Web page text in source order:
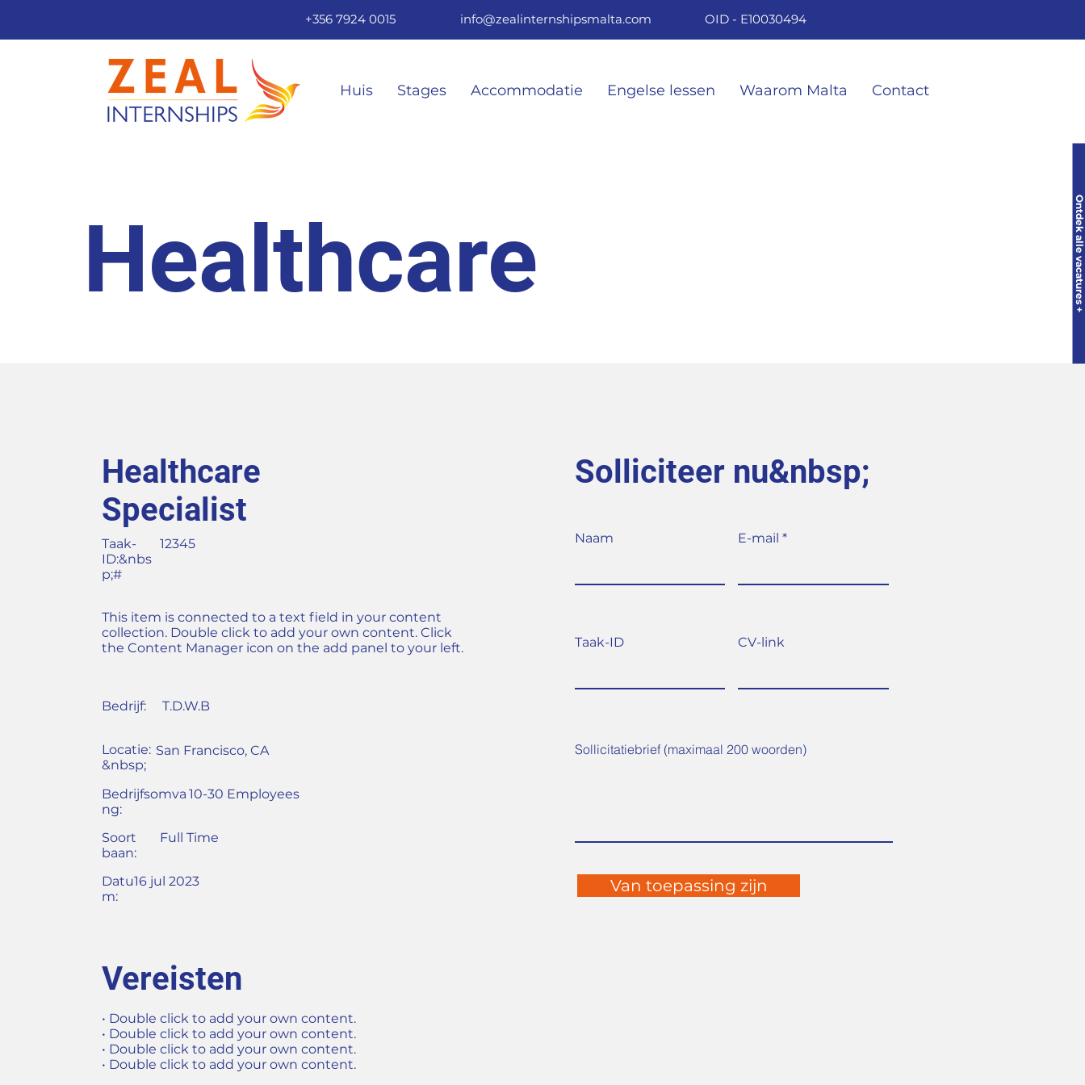
Ontdek alle vacatures +
+356 7924 0015 info@zealinternshipsmalta.com OID - E10030494
Huis Stages Accommodatie Engelse lessen Waarom Malta Contact
Healthcare
Healthcare
Specialist
Taak-
ID:&nbs
p;#
12345
This item is connected to a text field in your content
collection. Double click to add your own content. Click
the Content Manager icon on the add panel to your left.
Bedrijf: T.D.W.B
Locatie:
&nbsp;
San Francisco, CA
Bedrijfsomva
ng:
10-30 Employees
Soort
baan:
Full Time
Datu
m:
16 jul 2023
Vereisten
• Double click to add your own content.
• Double click to add your own content.
• Double click to add your own content.
• Double click to add your own content.
Solliciteer nu&nbsp;
Naam E-mail
Taak-ID CV-link
Sollicitatiebrief (maximaal 200 woorden)
Van toepassing zijn